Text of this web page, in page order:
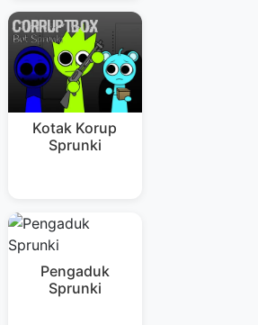
Kotak Korup
Sprunki
Pengaduk
Sprunki